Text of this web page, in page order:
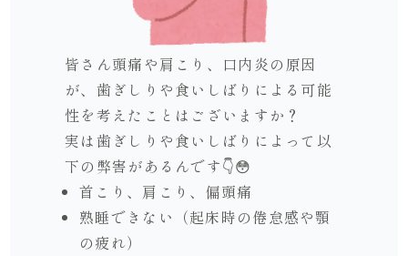
皆さん頭痛や肩こり、口内炎の原因
が、歯ぎしりや食いしばりによる可能
性を考えたことはございますか？
実は歯ぎしりや食いしばりによって以
下の弊害があるんです👇😳
首こり、肩こり、偏頭痛
熟睡できない（起床時の倦怠感や顎
の疲れ）